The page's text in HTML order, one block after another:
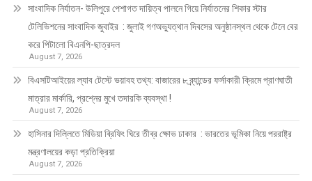
সাংবাদিক নির্যাতন- উলিপুরে পেশাগত দায়িত্ব পালনে গিয়ে নির্যাতনের শিকার স্টার
টেলিভিশনের সাংবাদিক জুবাইর : জুলাই গণঅভ্যুত্থান দিবসের অনুষ্ঠানস্থল থেকে টেনে বের
করে পিটালো বিএনপি-ছাত্রদল
August 7, 2026
বিএসটিআইয়ের ল্যাব টেস্টে ভয়াবহ তথ্য: বাজারের ৮ ব্র্যান্ডের ফর্সাকারী ক্রিমে প্রাণঘাতী
মাত্রার মার্কারি, প্রশ্নের মুখে তদারকি ব্যবস্থা !
August 7, 2026
হাসিনার দিল্লিতে মিডিয়া ব্রিফিং ঘিরে তীব্র ক্ষোভ ঢাকার : ভারতের ভূমিকা নিয়ে পররাষ্ট্র
মন্ত্রণালয়ের কড়া প্রতিক্রিয়া
August 7, 2026